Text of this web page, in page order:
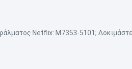
Netflix: M7353-5101;